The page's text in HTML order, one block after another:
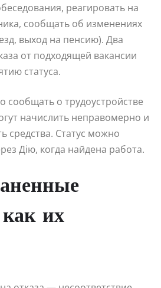
реагировать на
сообщать об изменениях
выход на пенсию). Два
от подходящей вакансии
статуса.
сообщать о трудоустройстве
начислить неправомерно и
средства. Статус можно
Дію, когда найдена работа.
их